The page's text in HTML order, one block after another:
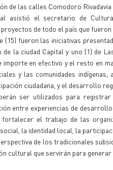
de las calles Comodoro
asistió el secretario de
de todo el país que
(15) fueron las iniciativas
de la ciudad Capital y uno (1) de
importe en efectivo y el resto en
y las comunidades
ciudadana, y el desarrollo
ser utilizados para
entre experiencias de
el trabajo de las
la identidad local, la
de los tradicionales
cultural que servirán para